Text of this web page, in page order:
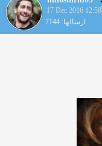
17 Dec 2016 12:58
ارسالها: 7144